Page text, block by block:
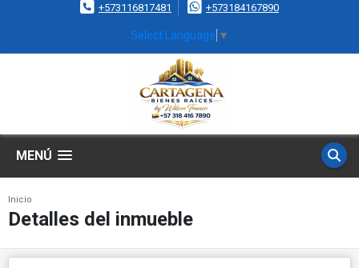
+573116817481
+573184167890
Select Language ▼
MENÚ
Inicio
Detalles del inmueble